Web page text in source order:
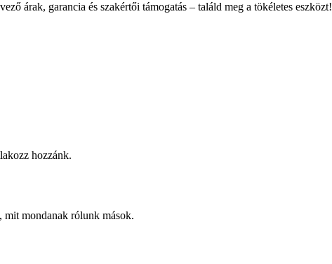
árak, garancia és szakértői támogatás – találd meg a tökéletes eszközt!
hozzánk.
mit mondanak rólunk mások.